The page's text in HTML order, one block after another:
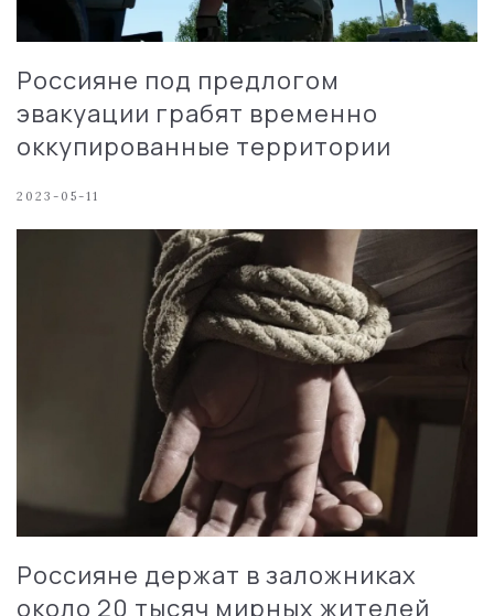
Россияне под предлогом
эвакуации грабят временно
оккупированные территории
2023-05-11
Россияне держат в заложниках
около 20 тысяч мирных жителей